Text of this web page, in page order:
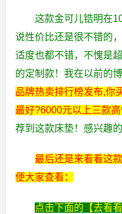
这款金可儿锆明在
说性价比还是很不错的
适度也都不错，不愧是
的定制款！我在以前的
品牌热卖排行榜发布,你
最好?6000元以上三款
荐到这款床垫！感兴趣
最后还是来看看这
便大家查看：
点击下面的【去看